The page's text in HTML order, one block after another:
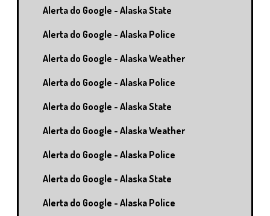
Alerta do Google - Alaska State
Alerta do Google - Alaska Police
Alerta do Google - Alaska Weather
Alerta do Google - Alaska Police
Alerta do Google - Alaska State
Alerta do Google - Alaska Weather
Alerta do Google - Alaska Police
Alerta do Google - Alaska State
Alerta do Google - Alaska Police